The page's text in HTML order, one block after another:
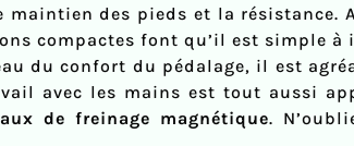
maintien des pieds et la résistance.
compactes font qu’il est simple à
du confort du pédalage, il est
avec les mains est tout aussi
de freinage magnétique.